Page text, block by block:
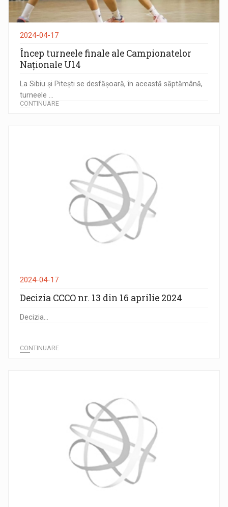
2024-04-17
Încep turneele finale ale Campionatelor
Naționale U14
La Sibiu și Pitești se desfășoară, în această săptămână,
turneele ...
CONTINUARE
2024-04-17
Decizia CCCO nr. 13 din 16 aprilie 2024
Decizia...
CONTINUARE